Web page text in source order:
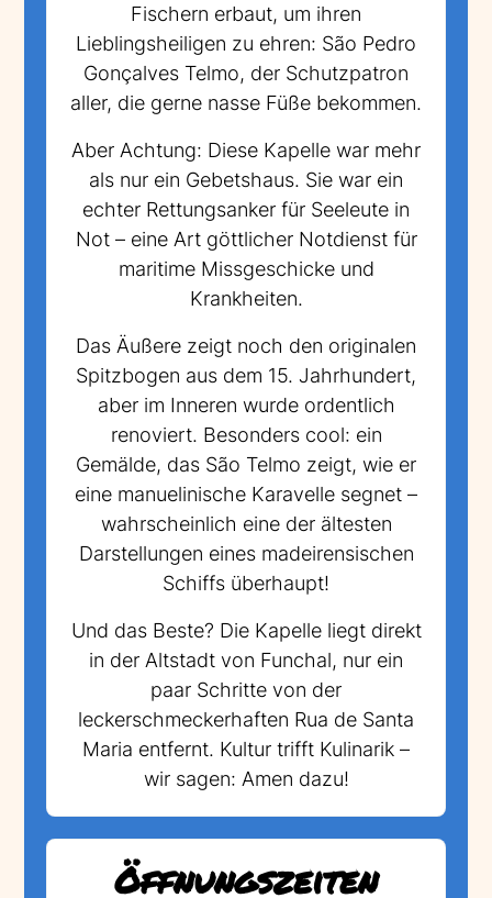
Fischern erbaut, um ihren
Lieblingsheiligen zu ehren: São Pedro
Gonçalves Telmo, der Schutzpatron
aller, die gerne nasse Füße bekommen.
Aber Achtung: Diese Kapelle war mehr
als nur ein Gebetshaus. Sie war ein
echter Rettungsanker für Seeleute in
Not – eine Art göttlicher Notdienst für
maritime Missgeschicke und
Krankheiten.
Das Äußere zeigt noch den originalen
Spitzbogen aus dem 15. Jahrhundert,
aber im Inneren wurde ordentlich
renoviert. Besonders cool: ein
Gemälde, das São Telmo zeigt, wie er
eine manuelinische Karavelle segnet –
wahrscheinlich eine der ältesten
Darstellungen eines madeirensischen
Schiffs überhaupt!
Und das Beste? Die Kapelle liegt direkt
in der Altstadt von Funchal, nur ein
paar Schritte von der
leckerschmeckerhaften Rua de Santa
Maria entfernt. Kultur trifft Kulinarik –
wir sagen: Amen dazu!
Öffnungszeiten